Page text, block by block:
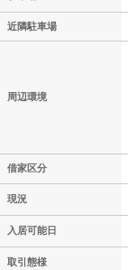
近隣駐車場
周辺環境
借家区分
現況
入居可能日
取引態様